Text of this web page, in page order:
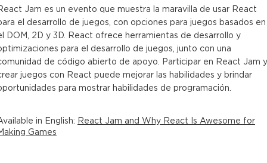
Jam es un evento que muestra la maravilla de usar React
el desarrollo de juegos, con opciones para juegos basados en
DOM, 2D y 3D. React ofrece herramientas de desarrollo y
para el desarrollo de juegos, junto con una
de código abierto de apoyo. Participar en React Jam y
juegos con React puede mejorar las habilidades y brindar
para mostrar habilidades de programación.
in English: React Jam and Why React Is Awesome for
Games